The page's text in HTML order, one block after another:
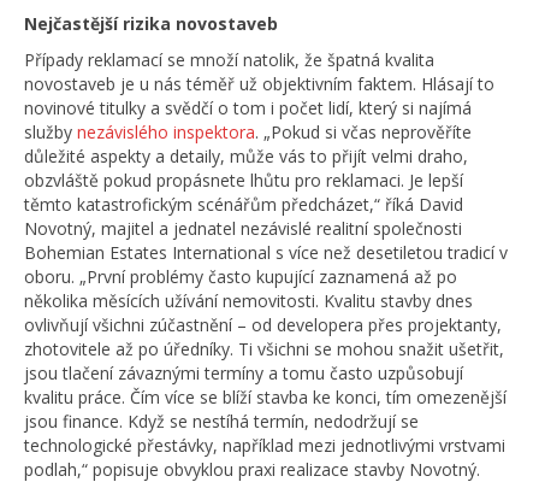
Nejčastější rizika novostaveb
Případy reklamací se množí natolik, že špatná kvalita
novostaveb je u nás téměř už objektivním faktem. Hlásají to
novinové titulky a svědčí o tom i počet lidí, který si najímá
služby nezávislého inspektora. „Pokud si včas neprověříte
důležité aspekty a detaily, může vás to přijít velmi draho,
obzvláště pokud propásnete lhůtu pro reklamaci. Je lepší
těmto katastrofickým scénářům předcházet,“ říká David
Novotný, majitel a jednatel nezávislé realitní společnosti
Bohemian Estates International s více než desetiletou tradicí v
oboru. „První problémy často kupující zaznamená až po
několika měsících užívání nemovitosti. Kvalitu stavby dnes
ovlivňují všichni zúčastnění – od developera přes projektanty,
zhotovitele až po úředníky. Ti všichni se mohou snažit ušetřit,
jsou tlačení závaznými termíny a tomu často uzpůsobují
kvalitu práce. Čím více se blíží stavba ke konci, tím omezenější
jsou finance. Když se nestíhá termín, nedodržují se
technologické přestávky, například mezi jednotlivými vrstvami
podlah,“ popisuje obvyklou praxi realizace stavby Novotný.